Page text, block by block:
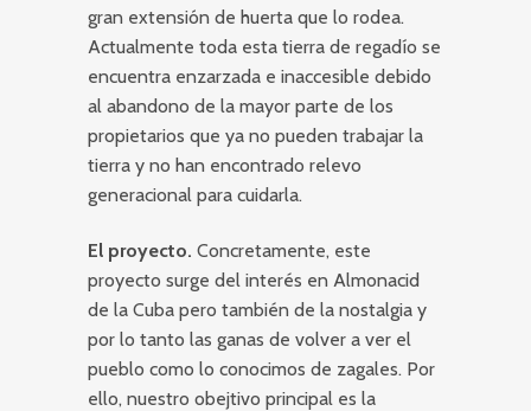
gran extensión de huerta que lo rodea.
Actualmente toda esta tierra de regadío se
encuentra enzarzada e inaccesible debido
al abandono de la mayor parte de los
propietarios que ya no pueden trabajar la
tierra y no han encontrado relevo
generacional para cuidarla.
El proyecto. Concretamente, este
proyecto surge del interés en Almonacid
de la Cuba pero también de la nostalgia y
por lo tanto las ganas de volver a ver el
pueblo como lo conocimos de zagales. Por
ello, nuestro obejtivo principal es la